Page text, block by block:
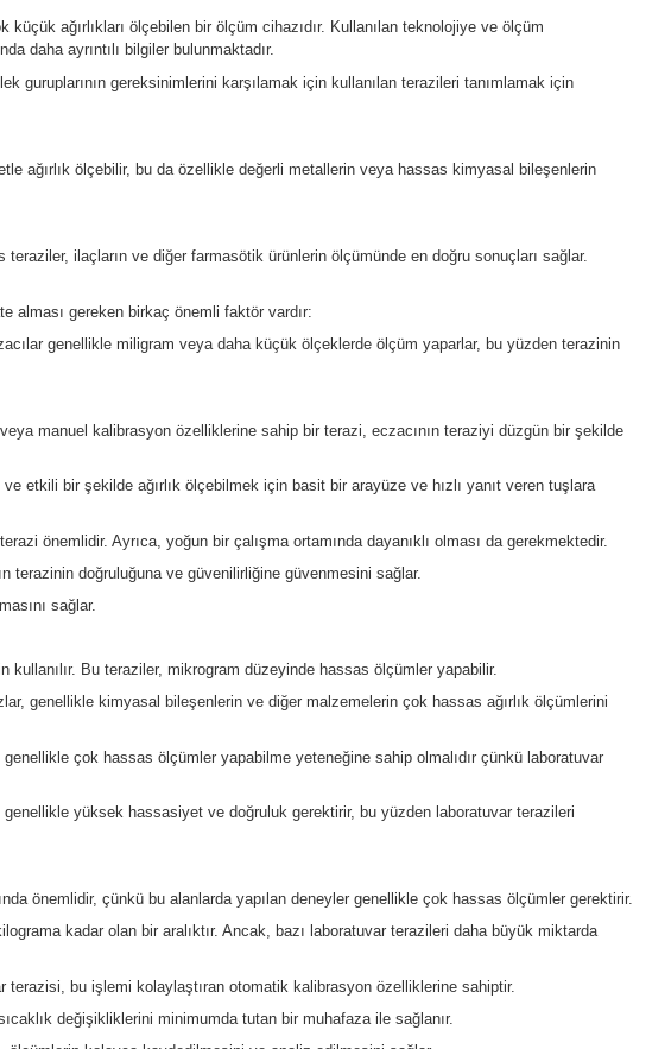
kullanılan, çok küçük ağırlıkları ölçebilen bir ölçüm cihazıdır.
ve kapasiteleri hakkında daha ayrıntılı bilgiler bulunmaktadır.
firma ve meslek guruplarının gereksinimlerini karşılamak için
0.01 gram hassasiyetle ağırlık ölçebilir, bu da özellikle değerli
için kullanılır. Hassas teraziler, ilaçların ve diğer farmasötik ürünlerin
eczacıların dikkate alması gereken birkaç önemli faktör vardır:
gerekmektedir. Eczacılar genellikle miligram veya daha küçük
Otomatik veya manuel kalibrasyon özelliklerine sahip bir
olmalıdır. Hızlı ve etkili bir şekilde ağırlık ölçebilmek için basit bir
edilebilen bir terazi önemlidir. Ayrıca, yoğun bir çalışma ortamında
Bu, eczacının terazinin doğruluğuna ve güvenilirliğine
bir şekilde hazırlanmasını sağlar.
yapmak için kullanılır. Bu teraziler, mikrogram düzeyinde
Bu tür teraziler, genellikle çok hassas ölçümler yapabilme